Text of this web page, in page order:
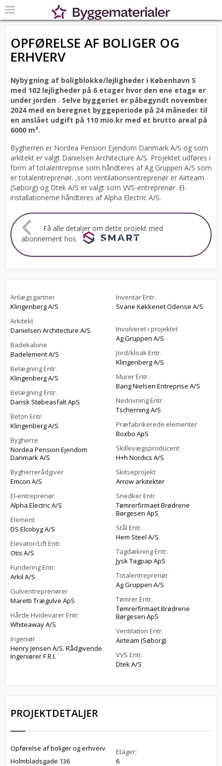
OPFØRELSE AF BOLIGER OG
ERHVERV
Nybygning af boligblokke/lejligheder i København S
med 102 lejligheder på 6 etager hvor den ene etage er
under jorden . Selve byggeriet er påbegyndt november
2024 med en beregnet byggeperiode på 24 måneder til
en anslået udgift på 110 mio.kr med et brutto areal på
6000 m².
Bygherren er Nordea Pension Ejendom Danmark A/S og som
arkitekt er valgt Danielsen Architecture A/S. Projektet udføres i
form af totalentreprise som håndteres af Ag Gruppen A/S som
er totalentreprenør. ,som ventilationsentreprenør er Airteam
(Søborg) og Dtek A/S er valgt som VVS-entreprenør. El-
installationerne håndteres af Alpha Electric A/S.
Få alle detaljer om dette projekt med
abonnement hos
Anlægsgartner
Klingenberg A/S
Arkitekt
Danielsen Architecture A/S
Badekabine
Badelement A/S
Belægning Entr.
Klingenberg A/S
Belægning Entr.
Dansk Støbeasfalt ApS
Beton Entr.
Klingenberg A/S
Bygherre
Nordea Pension Ejendom
Danmark A/S
Bygherrerådgiver
Emcon A/S
El-entreprenør
Alpha Electric A/S
Element
DS Elcobyg A/S
Elevator/Lift Entr.
Otis A/S
Fundering Entr.
Arkil A/S
Gulventreprenører
Maretti Trægulve ApS
Hårde Hvidevarer Entr.
Whiteaway A/S
Ingeniør
Henry Jensen A/S. Rådgivende
Ingeniører F.R.I.
Inventar Entr.
Svane Køkkenet Odense A/S
Involveret i projektet
Ag Gruppen A/S
Jord/kloak Entr.
Klingenberg A/S
Murer Entr.
Bang Nielsen Entreprise A/S
Nedrivning Entr.
Tscherning A/S
Præfabrikerede elementer
Boxbo ApS
Skillevægsproducent
H+h Nordics A/S
Skitseprojekt
Arrow arkitekter
Snedker Entr
Tømrerfirmaet Brødrene
Børgesen ApS
Stål Entr.
Hem Steel A/S
Tagdækning Entr.
Jysk Tagpap ApS
Totalentreprenør
Ag Gruppen A/S
Tømrer Entr.
Tømrerfirmaet Brødrene
Børgesen ApS
Ventilation Entr.
Airteam (Søborg)
VVS Entr.
Dtek A/S
PROJEKTDETALJER
Opførelse af boliger og erhverv
Holmbladsgade 136
Etager:
6